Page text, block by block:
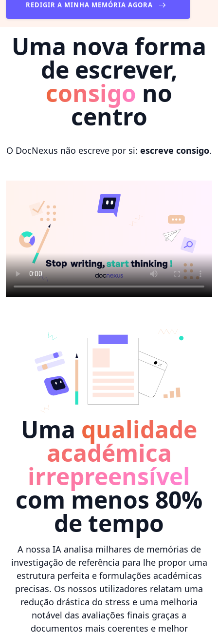
REDIGIR A MINHA MEMÓRIA AGORA
Uma nova forma
de escrever,
consigo no
centro
O DocNexus não escreve por si: escreve consigo.
Uma qualidade
académica
irrepreensível
com menos 80%
de tempo
A nossa IA analisa milhares de memórias de
investigação de referência para lhe propor uma
estrutura perfeita e formulações académicas
precisas. Os nossos utilizadores relatam uma
redução drástica do stress e uma melhoria
notável das avaliações finais graças a
documentos mais coerentes e melhor